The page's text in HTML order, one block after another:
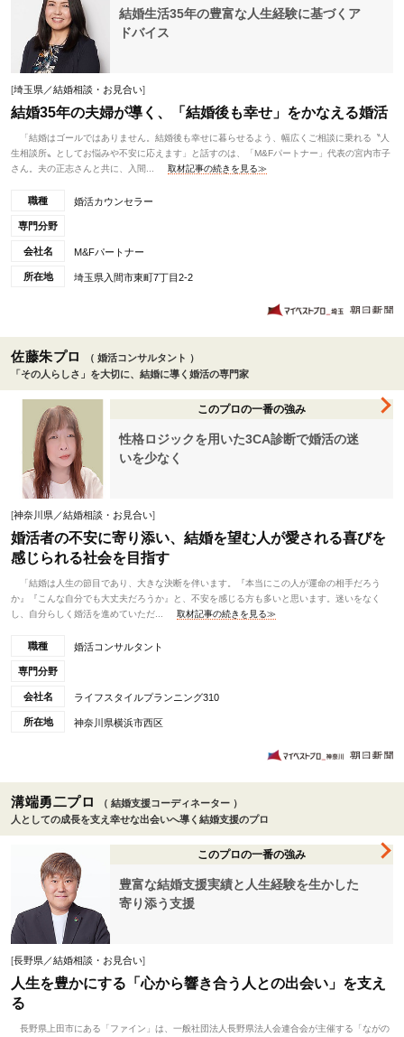
結婚生活35年の豊富な人生経験に基づくア
ドバイス
[埼玉県／結婚相談・お見合い]
結婚35年の夫婦が導く、「結婚後も幸せ」をかなえる婚活
「結婚はゴールではありません。結婚後も幸せに暮らせるよう、幅広くご相談に乗れる〝人
生相談所〟としてお悩みや不安に応えます」と話すのは、「M&Fパートナー」代表の宮内市子
さん。夫の正志さんと共に、入間...
取材記事の続きを見る≫
職種 婚活カウンセラー
専門分野
会社名 M&Fパートナー
所在地 埼玉県入間市東町7丁目2-2
佐藤朱プロ
（ 婚活コンサルタント ）
「その人らしさ」を大切に、結婚に導く婚活の専門家
このプロの一番の強み
性格ロジックを用いた3CA診断で婚活の迷
いを少なく
[神奈川県／結婚相談・お見合い]
婚活者の不安に寄り添い、結婚を望む人が愛される喜びを
感じられる社会を目指す
「結婚は人生の節目であり、大きな決断を伴います。『本当にこの人が運命の相手だろう
か』『こんな自分でも大丈夫だろうか』と、不安を感じる方も多いと思います。迷いをなく
し、自分らしく婚活を進めていただ...
取材記事の続きを見る≫
職種 婚活コンサルタント
専門分野
会社名 ライフスタイルプランニング310
所在地 神奈川県横浜市西区
溝端勇二プロ
（ 結婚支援コーディネーター ）
人としての成長を支え幸せな出会いへ導く結婚支援のプロ
このプロの一番の強み
豊富な結婚支援実績と人生経験を生かした
寄り添う支援
[長野県／結婚相談・お見合い]
人生を豊かにする「心から響き合う人との出会い」を支え
る
長野県上田市にある「ファイン」は、一般社団法人長野県法人会連合会が主催する「ながの